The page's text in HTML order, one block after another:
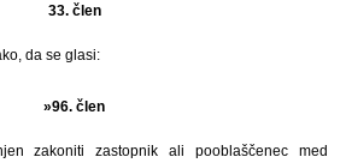
33. člen
da se glasi:
»96. člen
zakoniti zastopnik ali pooblaščenec med